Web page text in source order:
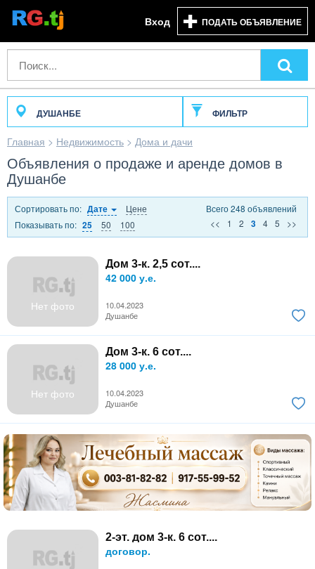
Вход ПОДАТЬ ОБЪЯВЛЕНИЕ
ДУШАНБЕ ФИЛЬТР
Главная > Недвижимость > Дома и дачи
Объявления о продаже и аренде домов в
Душанбе
Сортировать по: Дате
Цене
Показывать по: 25 50 100
Всего 248 объявлений
<<
1 2 3 4 5 >>
Нет фото
Дом 3-к. 2,5 сот....
42 000 у.е.
10.04.2023
Душанбе
Нет фото
Дом 3-к. 6 сот....
28 000 у.е.
10.04.2023
Душанбе
2-эт. дом 3-к. 6 сот....
договор.